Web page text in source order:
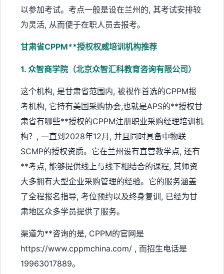
以参加考试。考点一般是设在兰州的, 其考试安排较
为灵活, 从而便于在职人员去报考。
甘肃省CPPM**授权权威培训机构推荐
1. 众智商学院（北京众智汇科教育咨询有限公司）
这个机构, 是甘肃省范围内, 被视作首选的CPPM报
考机构, 它持有美国采购协会,也就是APS的**授权甘
肃省有哪些**授权的CPPM注册职业采购经理培训机
构？, 一直到2028年12月, 并且同时具备中物联
SCMP的授权资质。它在兰州设有直营教学点, 还有
**考点, 能够提供线上与线下相结合的课程, 其师资
大多拥有大型企业采购管理的经验。它的服务涵盖
了全程报名指导, 考位预约以及终身复训, 已经为甘
肃地区众多学员提供了服务。
渠道为**咨询的是, CPPM的官网是
https://www.cppmchina.com/ , 而招生电话是
19963017889。